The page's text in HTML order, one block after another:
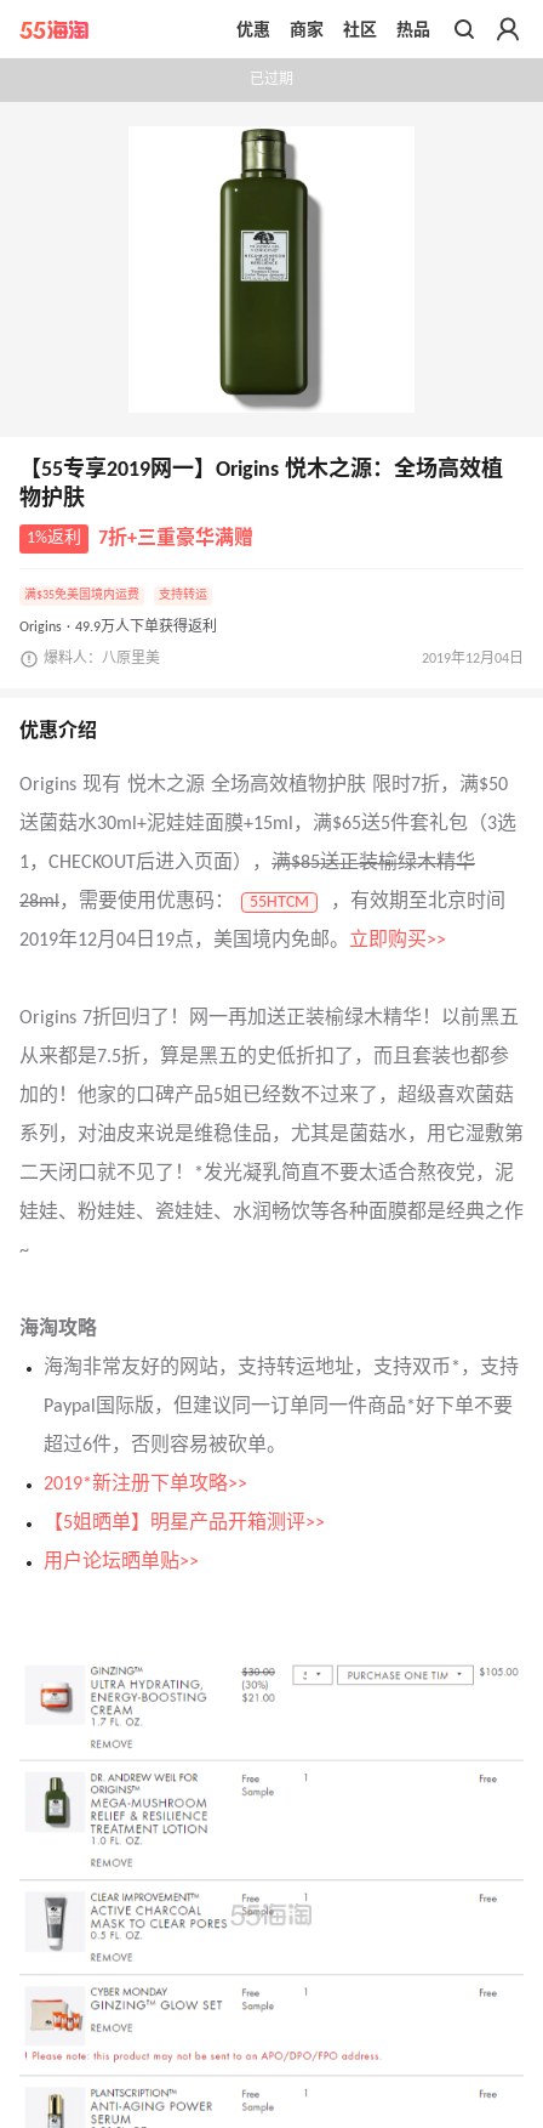
带你去官网买正品
优惠 商家 社区 热品
已过期
【55专享2019网一】Origins 悦木之源：全场高效植
物护肤
1%返利 7折+三重豪华满赠
满$35免美国境内运费 支持转运
Origins · 49.9万人下单获得返利
爆料人：八原里美 2019年12月04日
优惠介绍
Origins 现有 悦木之源 全场高效植物护肤 限时7折，满$50
送菌菇水30ml+泥娃娃面膜+15ml，满$65送5件套礼包（3选
1，CHECKOUT后进入页面）， 满$85送正装榆绿木精华
28ml，需要使用优惠码： 55HTCM
，有效期至北京时间
2019年12月04日19点，美国境内免邮。 立即购买>>
Origins 7折回归了！网一再加送正装榆绿木精华！以前黑五
从来都是7.5折，算是黑五的史低折扣了，而且套装也都参
加的！他家的口碑产品5姐已经数不过来了，超级喜欢菌菇
系列，对油皮来说是维稳佳品，尤其是菌菇水，用它湿敷第
二天闭口就不见了！*发光凝乳简直不要太适合熬夜党，泥
娃娃、粉娃娃、瓷娃娃、水润畅饮等各种面膜都是经典之作
~
海淘攻略
海淘非常友好的网站，支持转运地址，支持双币*，支持
Paypal国际版，但建议同一订单同一件商品*好下单不要
超过6件，否则容易被砍单。
2019*新注册下单攻略>>
【5姐晒单】明星产品开箱测评>>
用户论坛晒单贴>>